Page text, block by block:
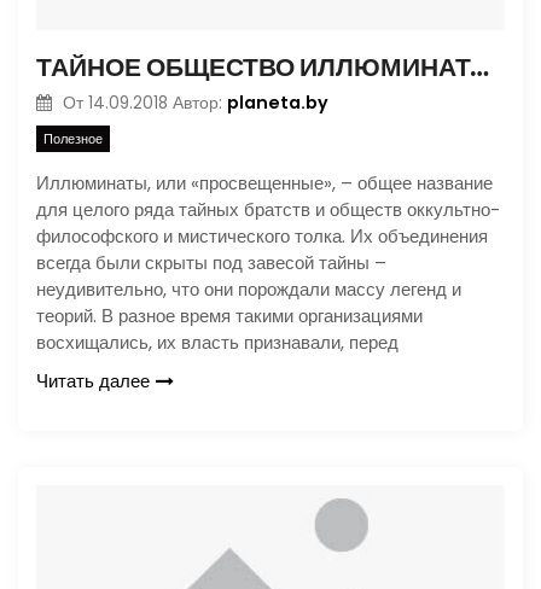
ТАЙНОЕ ОБЩЕСТВО ИЛЛЮМИНАТОВ
От 14.09.2018 Автор: planeta.by
Полезное
Иллюминаты, или «просвещенные», – общее название
для целого ряда тайных братств и обществ оккультно-
философского и мистического толка. Их объединения
всегда были скрыты под завесой тайны –
неудивительно, что они порождали массу легенд и
теорий. В разное время такими организациями
восхищались, их власть признавали, перед
Читать далее